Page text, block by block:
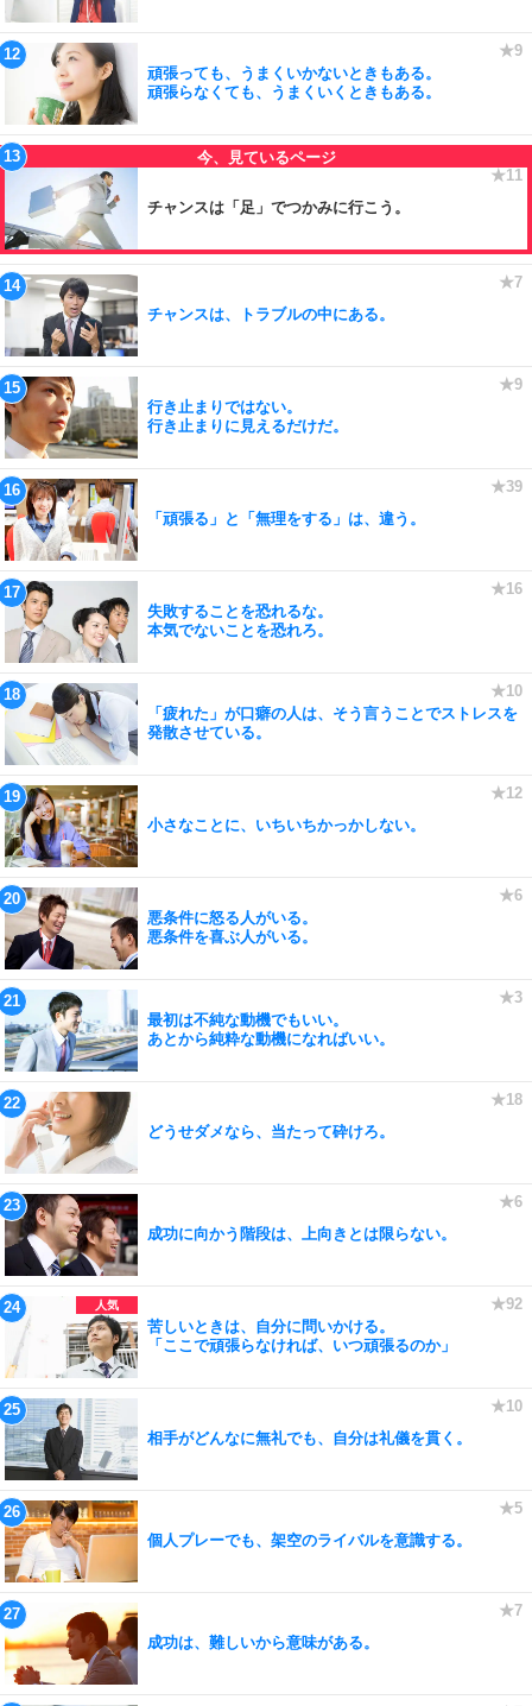
頑張っても、うまくいかないときもある。
頑張らなくても、うまくいくときもある。
チャンスは「足」でつかみに行こう。
チャンスは、トラブルの中にある。
行き止まりではない。
行き止まりに見えるだけだ。
「頑張る」と「無理をする」は、違う。
失敗することを恐れるな。
本気でないことを恐れろ。
「疲れた」が口癖の人は、そう言うことでストレスを
発散させている。
小さなことに、いちいちかっかしない。
悪条件に怒る人がいる。
悪条件を喜ぶ人がいる。
最初は不純な動機でもいい。
あとから純粋な動機になればいい。
どうせダメなら、当たって砕けろ。
成功に向かう階段は、上向きとは限らない。
苦しいときは、自分に問いかける。
「ここで頑張らなければ、いつ頑張るのか」
相手がどんなに無礼でも、自分は礼儀を貫く。
個人プレーでも、架空のライバルを意識する。
成功は、難しいから意味がある。